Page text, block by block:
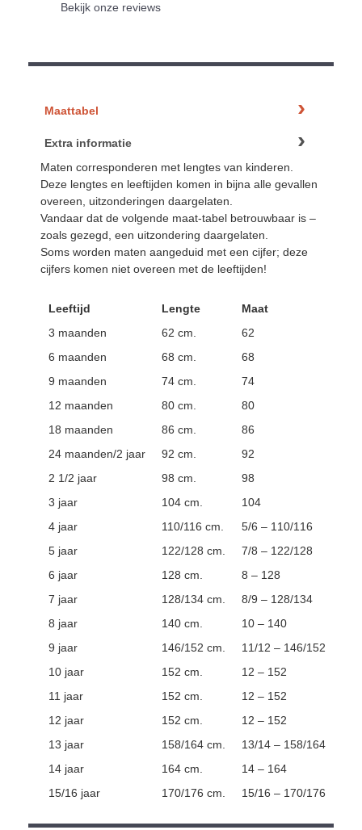
Bekijk onze reviews
Maattabel
Extra informatie
Maten corresponderen met lengtes van kinderen.
Deze lengtes en leeftijden komen in bijna alle gevallen
overeen, uitzonderingen daargelaten.
Vandaar dat de volgende maat-tabel betrouwbaar is –
zoals gezegd, een uitzondering daargelaten.
Soms worden maten aangeduid met een cijfer; deze
cijfers komen niet overeen met de leeftijden!
Leeftijd Lengte
Maat
3 maanden
62 cm.
62
6 maanden
68 cm.
68
9 maanden
74 cm.
74
12 maanden
80 cm.
80
18 maanden
86 cm.
86
24 maanden/2 jaar
92 cm.
92
2 1/2 jaar
98 cm.
98
3 jaar
104 cm.
104
4 jaar
110/116 cm.
5/6 – 110/116
5 jaar
122/128 cm.
7/8 – 122/128
6 jaar
128 cm.
8 – 128
7 jaar
128/134 cm.
8/9 – 128/134
8 jaar
140 cm.
10 – 140
9 jaar
146/152 cm.
11/12 – 146/152
10 jaar
152 cm.
12 – 152
11 jaar
152 cm.
12 – 152
12 jaar
152 cm.
12 – 152
13 jaar
158/164 cm.
13/14 – 158/164
14 jaar
164 cm.
14 – 164
15/16 jaar
170/176 cm. 15/16 – 170/176